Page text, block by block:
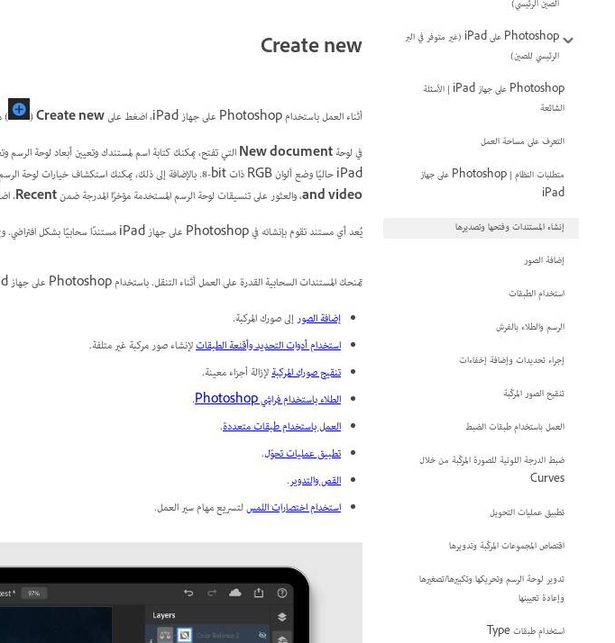
الصين الرئيسي)
Photoshop على iPad (غير متوفر في البر
الرئيسي للصين)
Photoshop على جهاز iPad | الأسئلة
الشائعة
التعرف على مساحة العمل
متطلبات النظام | Photoshop على جهاز
iPad
إنشاء المستندات وفتحها وتصديرها
إضافة الصور
استخدام الطبقات
الرسم والطلاء بالفرش
إجراء تحديدات وإضافة إخفاءات
تنقيح الصور المركّبة
العمل باستخدام طبقات الضبط
ضبط الدرجة اللونية للصورة المركّبة من خلال
Curves
تطبيق عمليات التحويل
اقتصاص المجموعات المركّبة وتدويرها
تدوير لوحة الرسم وتحريكها وتكبيرها/تصغيرها
وإعادة تعيينها
استخدام طبقات Type
Create new
أثناء العمل باستخدام Photoshop على جهاز iPad، اضغط على Create new
(
)
في لوحةNew document
iPad حاليًا وضع ألوان RGB ذات 8‎-bit. بالإضافة إلى ذلك، يمكنك استكشاف خيارات لوحة الرسم المسبقة الإعداد الشائعة استنادًا إلى مجال الاستخدام:
and video، والعثور على تنسيقات لوحة الرسم المستخدمة مؤخرًا المدرجة ضمنRecent
.
يُعد أي مستند تقوم بإنشائه في Photoshop على جهاز iPad مستندًا سحابيًا بشكل افتراضي. ويمكنك أيضًا اختيار
تمنحك المستندات السحابية القدرة على العمل أثناء التنقل. باستخدام Photoshop على جهاز iPad، يمكنك:
إضافة الصورإلى صورك المركبة.
استخدام أدوات التحديد وأقنعة الطبقاتلإنشاء صور مركبة غير متلفة.
تنقيح صورك المركبةلإزالة أجزاء معينة.
الطلاء باستخدام فراشي Photoshop
.
العمل باستخدام طبقات متعددة.
تطبيق عمليات تحوّل.
القص والتدوير.
استخدام اختصارات اللمسلتسريع مهام سير العمل.